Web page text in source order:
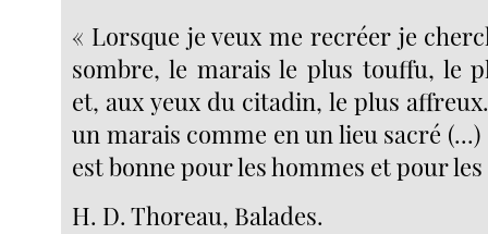
« Lorsque je veux me recréer je
sombre, le marais le plus touffu, le
et, aux yeux du citadin, le plus
un marais comme en un lieu sacré
est bonne pour les hommes et pour
H. D. Thoreau, Balades.